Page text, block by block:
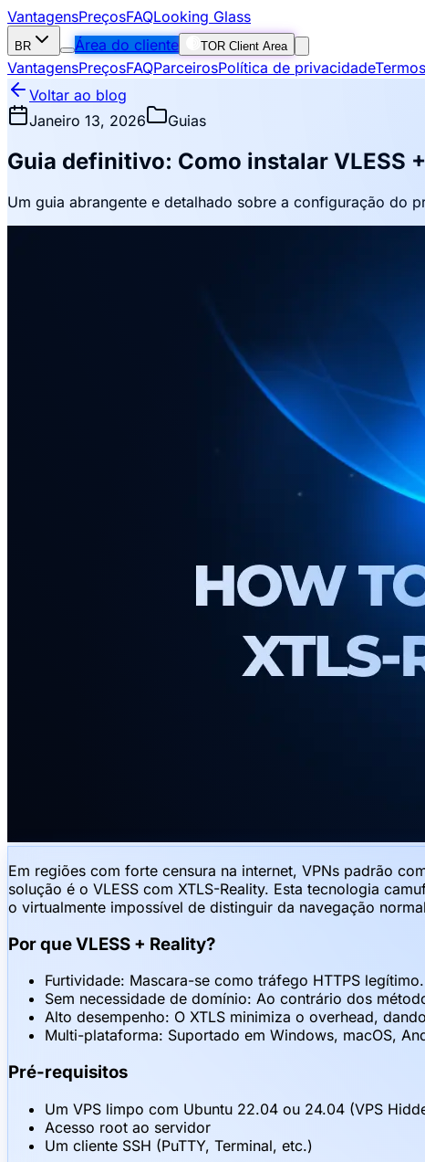
VantagensPreçosFAQLooking Glass
BR Área do cliente TOR Client Area
VantagensPreçosFAQParceirosPolítica de privacidade
Voltar ao blog
Janeiro 13, 2026
Guias
Guia definitivo: Como instalar VLESS
Um guia abrangente e detalhado sobre a configuração do
Em regiões com forte censura na internet, VPNs padrão
solução é o VLESS com XTLS-Reality. Esta tecnologia
o virtualmente impossível de distinguir da navegação
Por que VLESS + Reality?
Furtividade: Mascara-se como tráfego HTTPS legítimo.
Sem necessidade de domínio: Ao contrário dos
Alto desempenho: O XTLS minimiza o overhead,
Multi-plataforma: Suportado em Windows, macOS,
Pré-requisitos
Um VPS limpo com Ubuntu 22.04 ou 24.04 (VPS
Acesso root ao servidor
Um cliente SSH (PuTTY, Terminal, etc.)